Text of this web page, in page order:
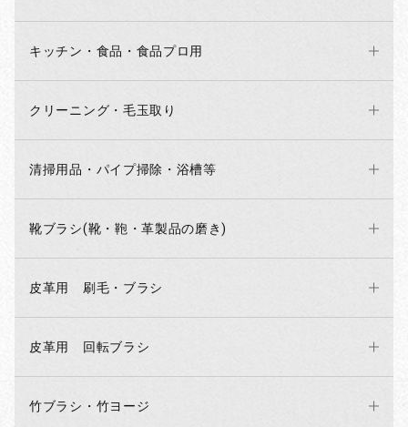
キッチン・食品・食品プロ用
クリーニング・毛玉取り
清掃用品・パイプ掃除・浴槽等
靴ブラシ(靴・鞄・革製品の磨き)
皮革用 刷毛・ブラシ
皮革用 回転ブラシ
竹ブラシ・竹ヨージ